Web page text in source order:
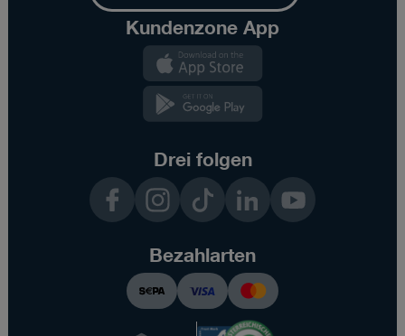
Kundenzone App
Drei folgen
InstagramTikTok LinkedIn YouTube
Bezahlarten